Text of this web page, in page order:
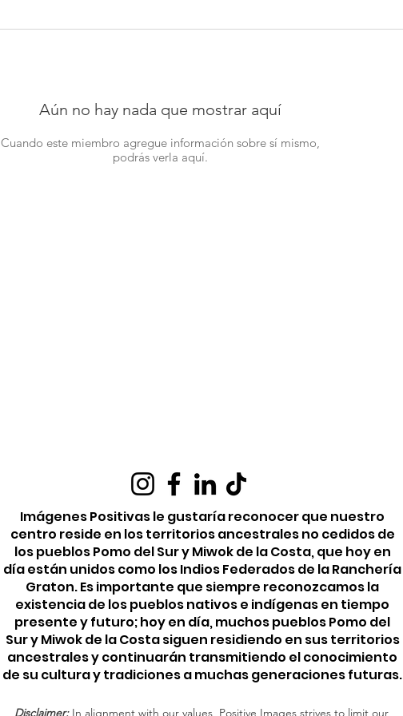
Aún no hay nada que mostrar aquí
Cuando este miembro agregue información sobre sí mismo,
podrás verla aquí.
Imágenes Positivas le gustaría reconocer que nuestro
centro reside en los territorios ancestrales no cedidos de
los pueblos Pomo del Sur y Miwok de la Costa, que hoy en
día están unidos como los Indios Federados de la Ranchería
Graton. Es importante que siempre reconozcamos la
existencia de los pueblos nativos e indígenas en tiempo
presente y futuro; hoy en día, muchos pueblos Pomo del
Sur y Miwok de la Costa siguen residiendo en sus territorios
ancestrales y continuarán transmitiendo el conocimiento
de su cultura y tradiciones a muchas generaciones futuras.
Disclaimer:In alignment with our values, Positive Images strives to limit our